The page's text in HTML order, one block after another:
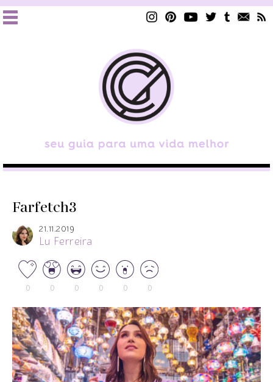
Farfetch3
21.11.2019
Lu Ferreira
0 0 0 0 0 0